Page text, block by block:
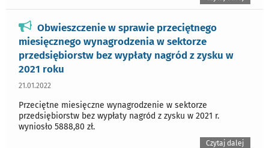
Obwieszczenie w sprawie przeciętnego
miesięcznego wynagrodzenia w sektorze
przedsiębiorstw bez wypłaty nagród z zysku w
2021 roku
21.01.2022
Przeciętne miesięczne wynagrodzenie w sektorze
przedsiębiorstw bez wypłaty nagród z zysku w 2021 r.
wyniosło 5888,80 zł.
Czytaj dalej